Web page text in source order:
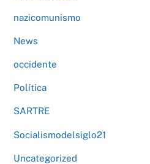
nazicomunismo
News
occidente
Política
SARTRE
Socialismodelsiglo21
Uncategorized